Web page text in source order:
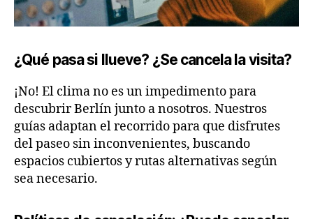
¿Qué pasa si llueve? ¿Se cancela la visita?
¡No! El clima no es un impedimento para
descubrir Berlín junto a nosotros. Nuestros
guías adaptan el recorrido para que disfrutes
del paseo sin inconvenientes, buscando
espacios cubiertos y rutas alternativas según
sea necesario.